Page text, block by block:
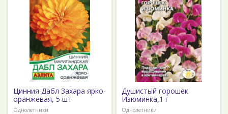
Цинния Дабл Захара ярко-
оранжевая, 5 шт
Однолетники
Душистый горошек
Изюминка,1 г
Однолетники